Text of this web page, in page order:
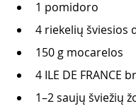
1 pomidoro
4 riekelių šviesios
150 g mocarelos
4 ILE DE FRANCE
1–2 saujų šviežių